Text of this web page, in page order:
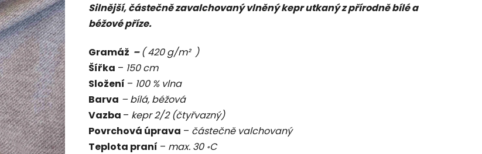
produktu
je
z
5
hvězdiček.
Silnější, částečně zavalchovaný vlněný kepr utkaný z přírodně bílé a
béžové příze.
Gramáž –( 420 g/m² )
Šířka – 150 cm
Složení – 100 % vlna
Barva – bílá, béžová
Vazba – kepr 2/2 (čtyřvazný)
Povrchová úprava – částečně valchovaný
Teplota praní – max. 30 ॰C